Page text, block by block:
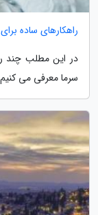
راهکارهای ساده
در این مطلب چند
سرما معرفی می